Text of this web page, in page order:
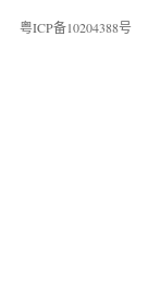
粤ICP备10204388号